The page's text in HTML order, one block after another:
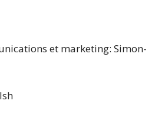
et marketing: Simon-